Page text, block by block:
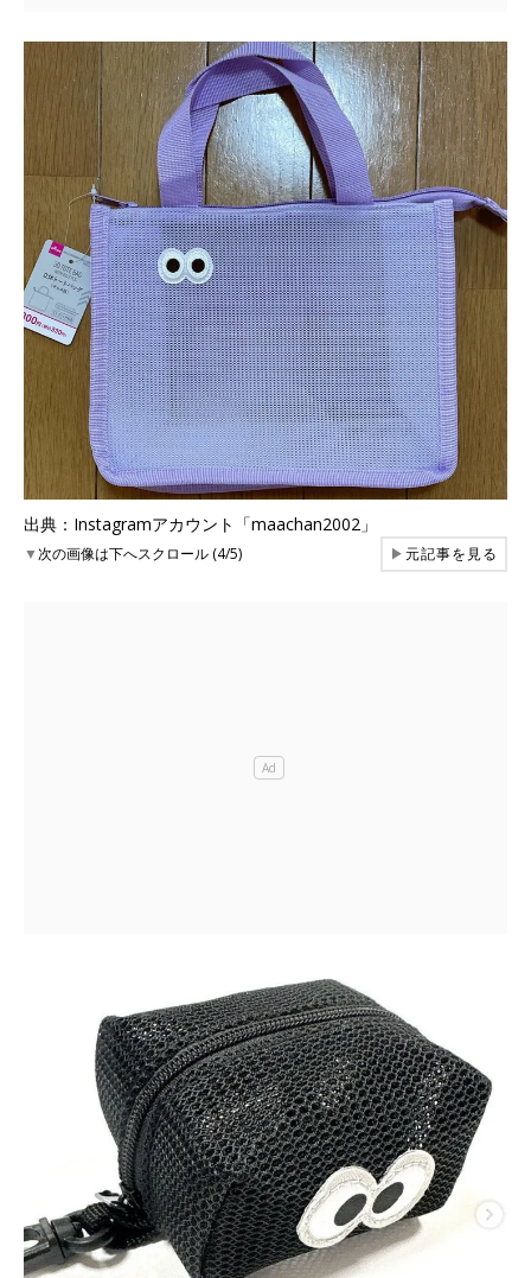
出典：Instagramアカウント「maachan2002」
▼次の画像は下へスクロール (4/5) ▶元記事を見る